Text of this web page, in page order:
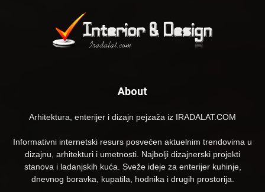
About
Arhitektura, enterijer i dizajn pejzaža iz IRADALAT.COM
Informativni internetski resurs posvećen aktuelnim trendovima u
dizajnu, arhitekturi i umetnosti. Najbolji dizajnerski projekti
stanova i ladanjskih kuća. Sveže ideje za enterijer kuhinje,
dnevnog boravka, kupatila, hodnika i drugih prostorija.